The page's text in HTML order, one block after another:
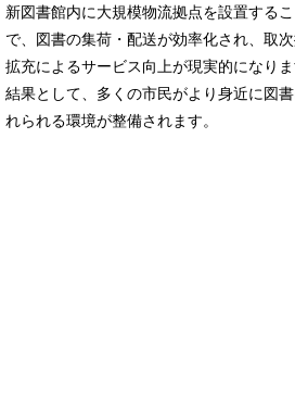
新図書館内に大規模物流拠点を設置するこ
で、図書の集荷・配送が効率化され、取
拡充によるサービス向上が現実的になりま
結果として、多くの市民がより身近に図
れられる環境が整備されます。